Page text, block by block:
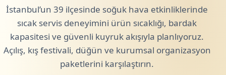
İstanbul’un 39 ilçesinde soğuk hava etkinliklerinde
sıcak servis deneyimini ürün sıcaklığı, bardak
kapasitesi ve güvenli kuyruk akışıyla planlıyoruz.
Açılış, kış festivali, düğün ve kurumsal organizasyon
paketlerini karşılaştırın.